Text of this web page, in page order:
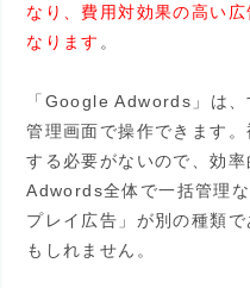
なり、費用対効果の高い
なります 。
「Google Adwords」は
管理画面で操作できます
する必要がないので、効
Adwords全体で一括管理
プレイ広告」が別の種類
もしれません。